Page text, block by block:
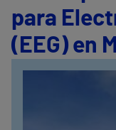
para
(EEG) en